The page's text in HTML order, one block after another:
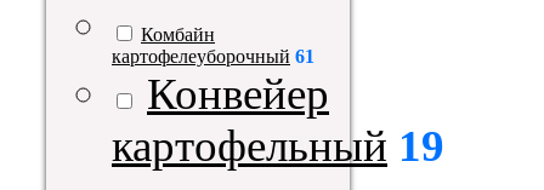
Комбайн
картофелеуборочный 61
Конвейер
картофельный 19